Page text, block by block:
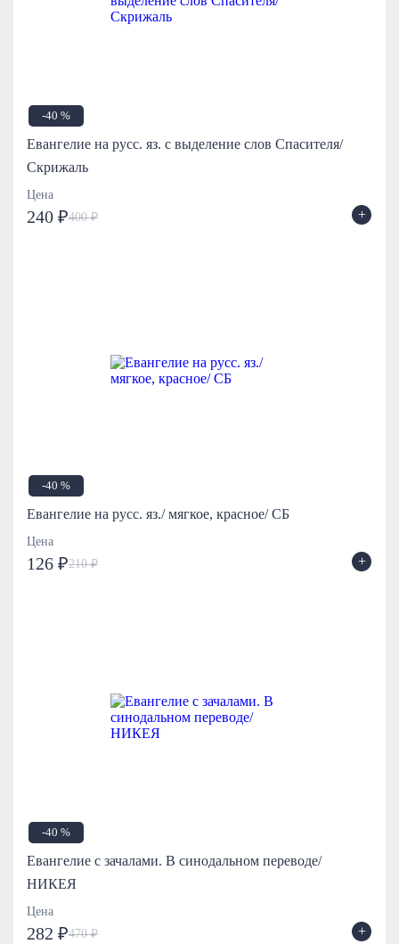
-40 %
Евангелие на русс. яз. с выделение слов Спасителя/
Скрижаль
Цена
240 ₽400 ₽ +
-40 %
Евангелие на русс. яз./ мягкое, красное/ СБ
Цена
126 ₽210 ₽ +
-40 %
Евангелие с зачалами. В синодальном переводе/
НИКЕЯ
Цена
282 ₽470 ₽ +